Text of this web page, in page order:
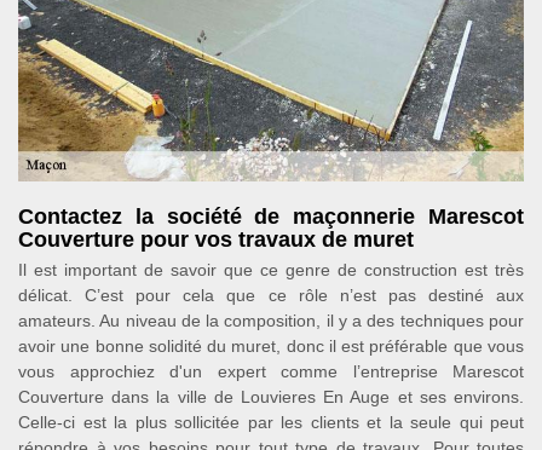
Contactez la société de maçonnerie Marescot
Couverture pour vos travaux de muret
Il est important de savoir que ce genre de construction est très
délicat. C’est pour cela que ce rôle n’est pas destiné aux
amateurs. Au niveau de la composition, il y a des techniques pour
avoir une bonne solidité du muret, donc il est préférable que vous
vous approchiez d'un expert comme l’entreprise Marescot
Couverture dans la ville de Louvieres En Auge et ses environs.
Celle-ci est la plus sollicitée par les clients et la seule qui peut